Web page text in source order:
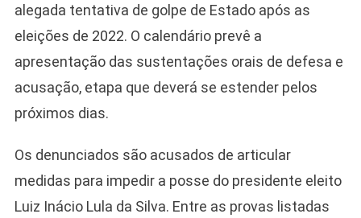
alegada tentativa de golpe de Estado após as
eleições de 2022. O calendário prevê a
apresentação das sustentações orais de defesa e
acusação, etapa que deverá se estender pelos
próximos dias.
Os denunciados são acusados de articular
medidas para impedir a posse do presidente eleito
Luiz Inácio Lula da Silva. Entre as provas listadas